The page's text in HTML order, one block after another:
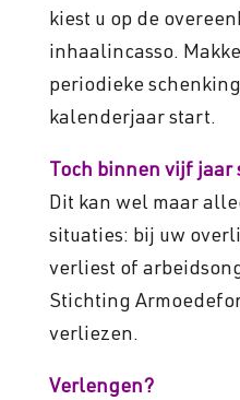
kiest u op de
inhaalincasso.
periodieke
kalenderjaar start.
Toch binnen vijf jaar
Dit kan wel maar
situaties: bij uw
verliest of
Stichting
verliezen.
Verlengen?